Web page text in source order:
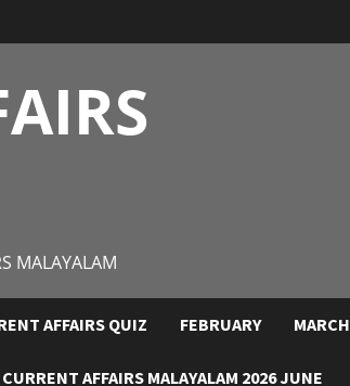
MALAYALAM
AFFAIRS QUIZ FEBRUARY MARCH
CURRENT AFFAIRS MALAYALAM 2026 JUNE